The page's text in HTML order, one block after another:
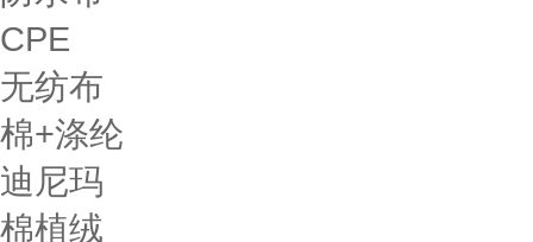
CPE
无纺布
棉+涤纶
迪尼玛
棉植绒